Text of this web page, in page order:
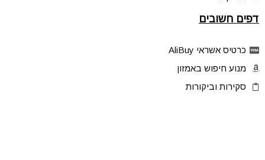
דפים חשובים
כרטיס אשראי AliBuy
מנוע חיפוש באמזון
סקירות וביקורות